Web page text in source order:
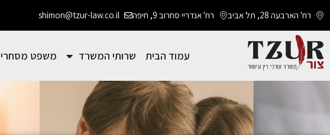
רח' הארבעה 28, תל אביב רח' אנדריי סחרוב 9, חיפה shimon@tzur-law.co.il
עמוד הבית שרותי המשרד משפט מסחרי